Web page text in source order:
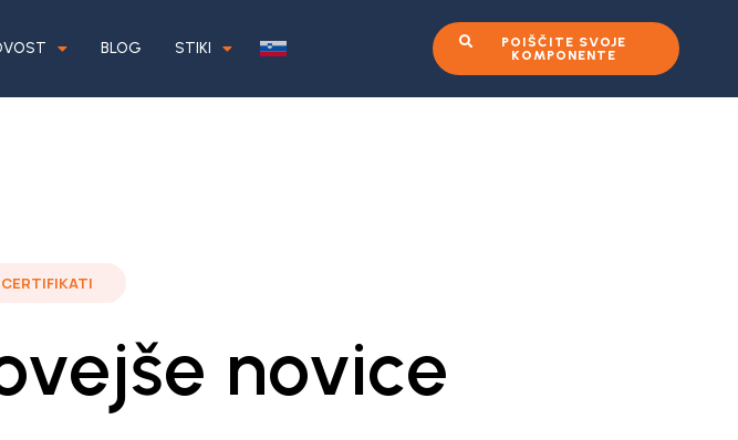
BLOG STIKI
POIŠČITE SVOJE
KOMPONENTE
novice